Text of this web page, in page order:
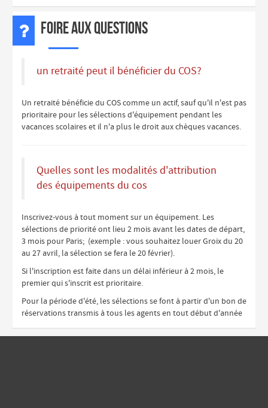
Foire aux questions
un retraité peut il bénéficier du COS?
Un retraité bénéficie du COS comme un actif, sauf qu'il n'est pas
prioritaire pour les sélections d'équipement pendant les
vacances scolaires et il n'a plus le droit aux chèques vacances.
Quelles sont les modalités d'attribution
des équipements du cos
Inscrivez-vous à tout moment sur un équipement. Les
sélections de priorité ont lieu 2 mois avant les dates de départ,
3 mois pour Paris; (exemple : vous souhaitez louer Groix du 20
au 27 avril, la sélection se fera le 20 février).
Si l'inscription est faite dans un délai inférieur à 2 mois, le
premier qui s'inscrit est prioritaire.
Pour la période d'été, les sélections se font à partir d'un bon de
réservations transmis à tous les agents en tout début d'année